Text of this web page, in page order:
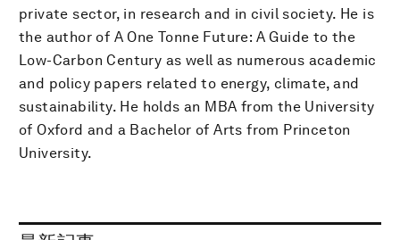
private sector, in research and in civil society. He is
the author of A One Tonne Future: A Guide to the
Low-Carbon Century as well as numerous academic
and policy papers related to energy, climate, and
sustainability. He holds an MBA from the University
of Oxford and a Bachelor of Arts from Princeton
University.